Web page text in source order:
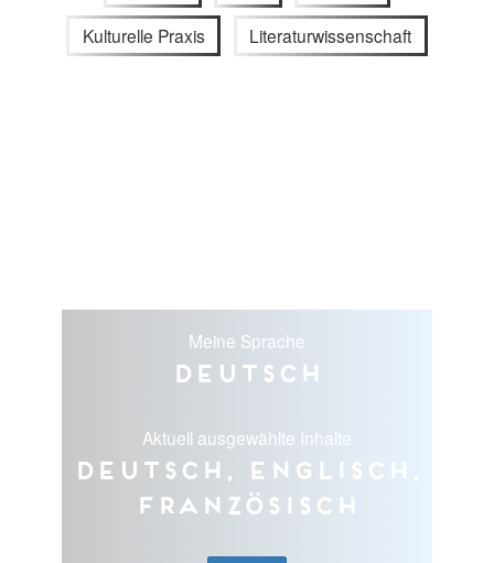
Kulturelle Praxis Literaturwissenschaft
Meine Sprache
Deutsch
Aktuell ausgewählte Inhalte
Deutsch, Englisch,
Französisch